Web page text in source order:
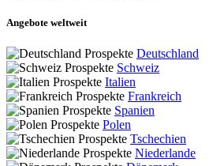
Angebote weltweit
Deutschland
Schweiz
Italien
Frankreich
Spanien
Polen
Tschechien
Niederlande